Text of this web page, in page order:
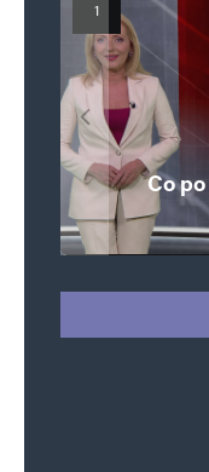
Co
Mýty
Pivo,
i
o
Pim